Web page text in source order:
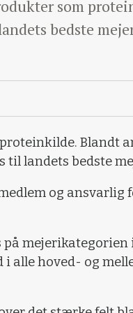
som
bedste
Blandt
til landets bedste
og ansvarlig
mejerikategorien
alle hoved- og